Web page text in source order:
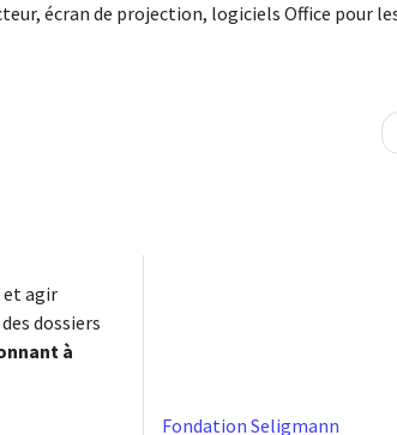
écran de projection, logiciels Office pour
et agir
dossiers
à
Fondation Seligmann